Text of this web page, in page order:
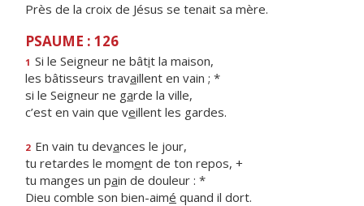
Près de la croix de Jésus se tenait sa mère.
PSAUME : 126
1 Si le Seigneur ne bâtit la maison,
les bâtisseurs travaillent en vain ; *
si le Seigneur ne garde la ville,
c’est en vain que veillent les gardes.
2 En vain tu devances le jour,
tu retardes le moment de ton repos, +
tu manges un pain de douleur : *
Dieu comble son bien-aimé quand il dort.